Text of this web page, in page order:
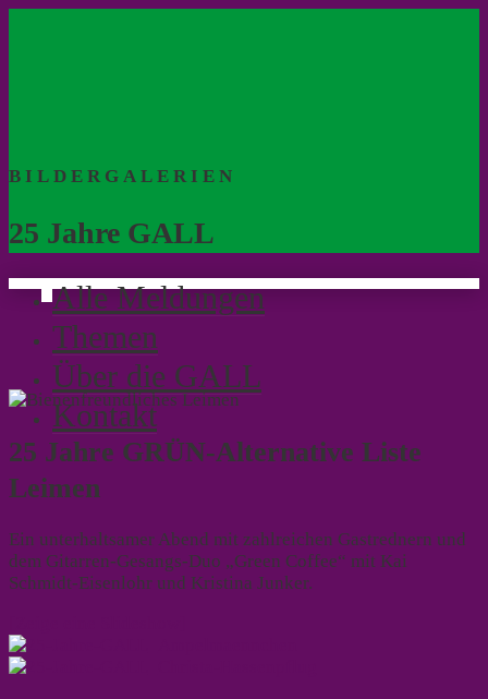
BILDERGALERIEN
25 Jahre GALL
Alle Meldungen
Themen
Über die GALL
Kontakt
25 Jahre GRÜN-Alternative Liste
Leimen
Ein unterhaltsamer Abend mit zahlreichen Gastrednern und
dem Gitarren-Gesangs-Duo „Green Coffee“ mit Kai
Schmidt-Eisenlohr und Kristina Junker.